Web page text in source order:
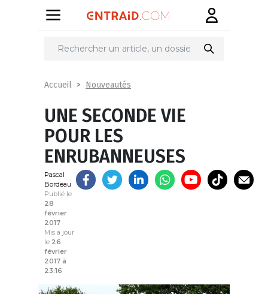
Partager
Accueil Nouveautés
UNE SECONDE VIE
POUR LES
ENRUBANNEUSES
Pascal
Bordeau
Publié le
28
février
2017
Mis à jour
le 26
février
2017 à
23:16